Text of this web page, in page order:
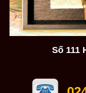
Số 111